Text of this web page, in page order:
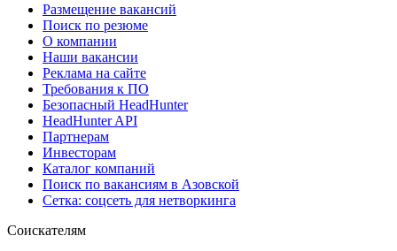
Размещение вакансий
Поиск по резюме
О компании
Наши вакансии
Реклама на сайте
Требования к ПО
Безопасный HeadHunter
HeadHunter API
Партнерам
Инвесторам
Каталог компаний
Поиск по вакансиям в Азовской
Сетка: соцсеть для нетворкинга
Соискателям